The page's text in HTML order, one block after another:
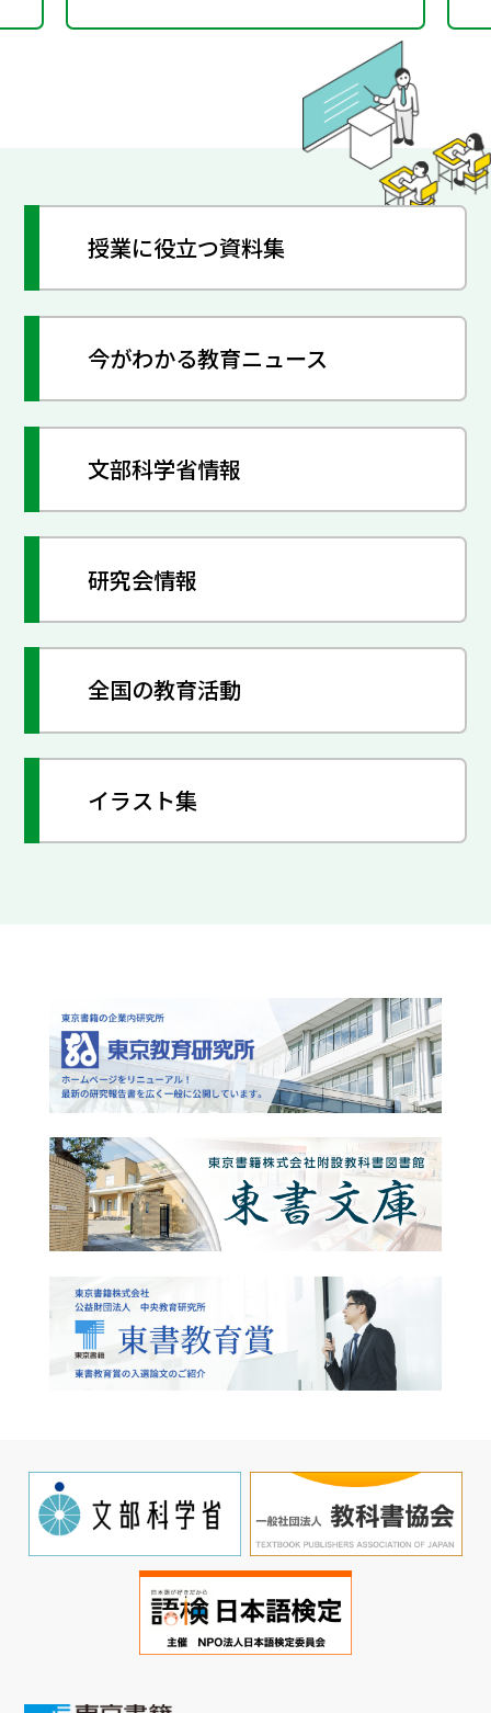
授業に役立つ資料集
今がわかる教育ニュース
文部科学省情報
研究会情報
全国の教育活動
イラスト集